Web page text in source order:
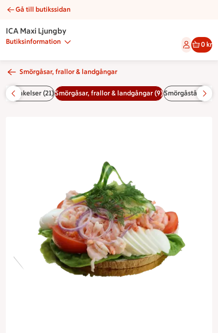
Räksmörgås jumbo | Catering ICA Maxi Ljungby
Gå till butikssidan
ICA Maxi Ljungby
Butiksinformation 0 kr
Smörgåsar, frallor & landgångar
& bakelser (21)Smörgåsar, frallor & landgångar (9)Smörgåstårtor (4)